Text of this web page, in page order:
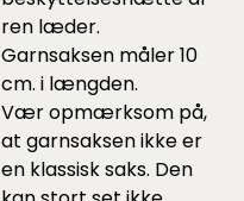
ren læder.
Garnsaksen måler 10
cm. i længden.
Vær opmærksom på,
at garnsaksen ikke er
en klassisk saks. Den